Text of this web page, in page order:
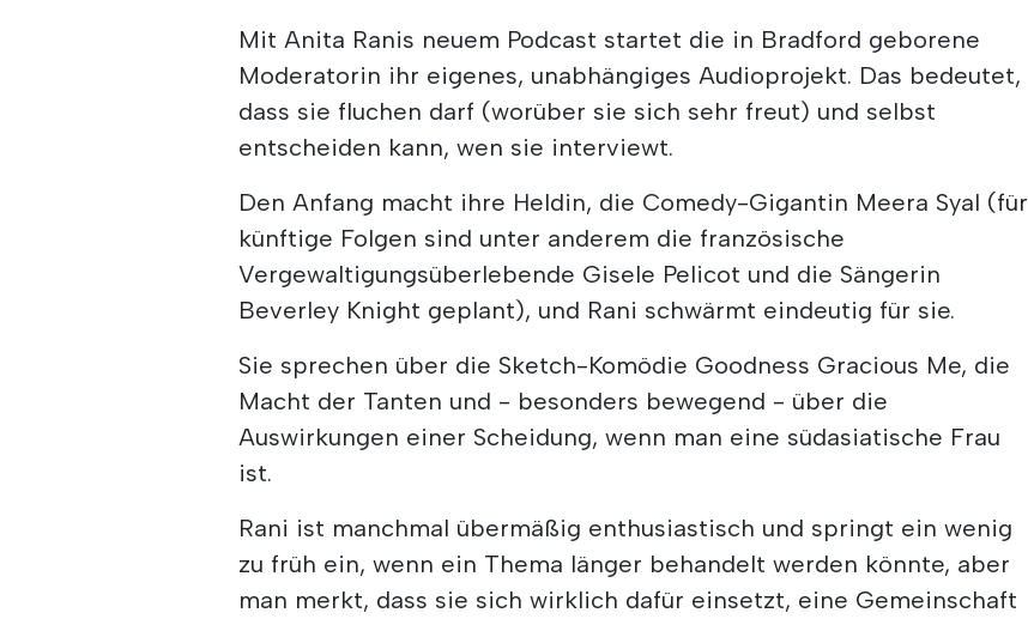
Mit Anita Ranis neuem Podcast startet die in Bradford geborene
Moderatorin ihr eigenes, unabhängiges Audioprojekt. Das bedeutet,
dass sie fluchen darf (worüber sie sich sehr freut) und selbst
entscheiden kann, wen sie interviewt.
Den Anfang macht ihre Heldin, die Comedy-Gigantin Meera Syal (für
künftige Folgen sind unter anderem die französische
Vergewaltigungsüberlebende Gisele Pelicot und die Sängerin
Beverley Knight geplant), und Rani schwärmt eindeutig für sie.
Sie sprechen über die Sketch-Komödie Goodness Gracious Me, die
Macht der Tanten und - besonders bewegend - über die
Auswirkungen einer Scheidung, wenn man eine südasiatische Frau
ist.
Rani ist manchmal übermäßig enthusiastisch und springt ein wenig
zu früh ein, wenn ein Thema länger behandelt werden könnte, aber
man merkt, dass sie sich wirklich dafür einsetzt, eine Gemeinschaft